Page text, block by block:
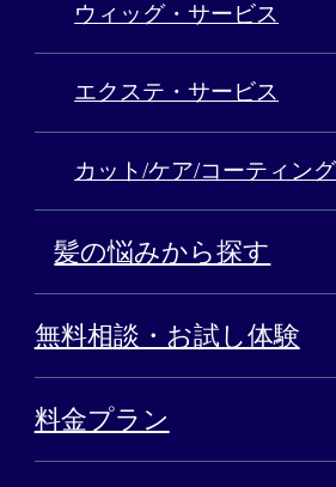
ウィッグ・サービス
エクステ・サービス
カット/ケア/コーティン
髪の悩みから探す
無料相談・お試し体験
料金プラン